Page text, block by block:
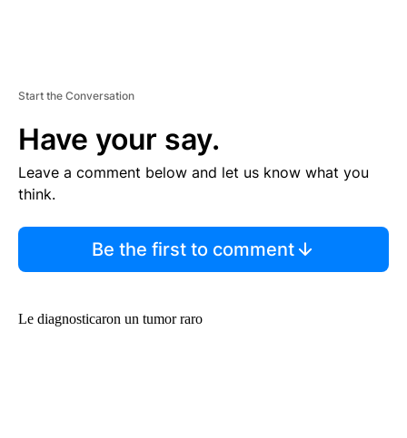
Start the Conversation
Have your say.
Leave a comment below and let us know what you
think.
Be the first to comment
Le diagnosticaron un tumor raro